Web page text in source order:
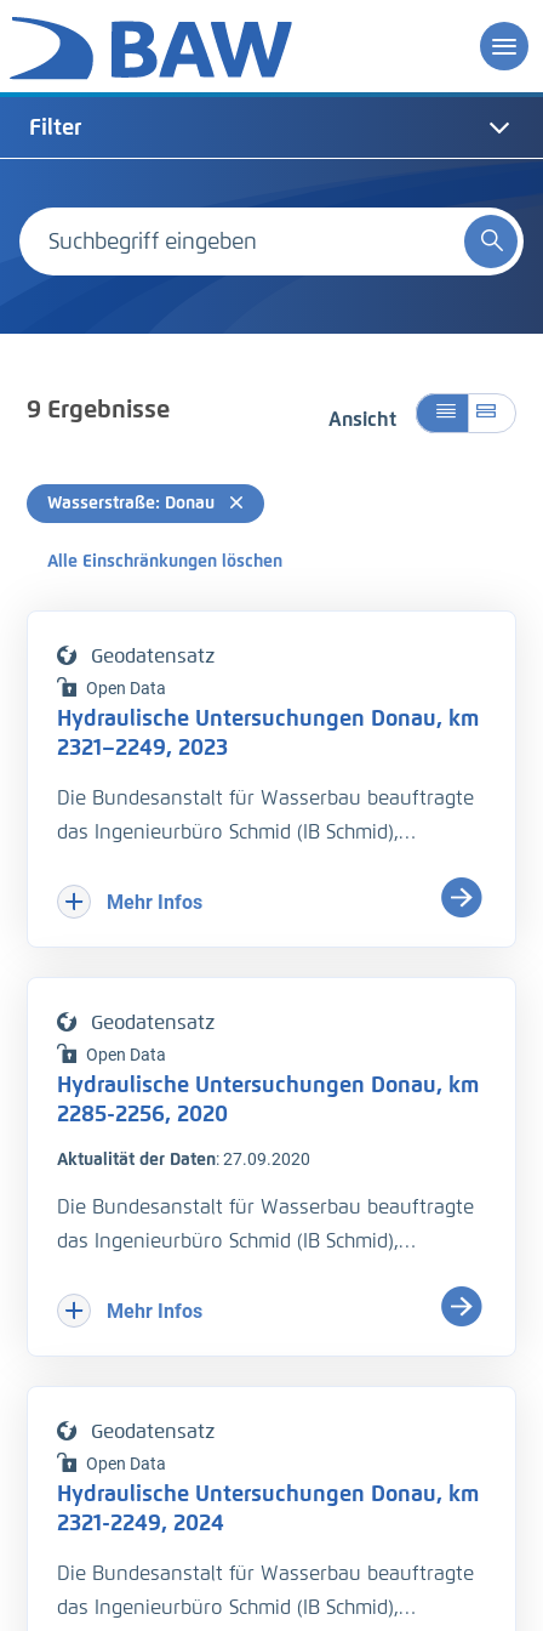
Filter
9 Ergebnisse Ansicht
Wasserstraße: Donau
Alle Einschränkungen löschen
Geodatensatz
Open Data
Hydraulische Untersuchungen Donau, km
2321–2249, 2023
Die Bundesanstalt für Wasserbau beauftragte
das Ingenieurbüro Schmid (IB Schmid),
bei Wasserständen nahe
Messzeitpunkt: 22.06.2023-23.06.2023:
- km 2321,3–2249: Wasserspiegelfixierung
Pegel Straubing (Südarm) bis Vilshofen (H_WSP)
- Isar-km 0 bis 8,6 WSP-Fixierung
- Durchflussmessung (Q)
- Fließgeschwindigkeit (v_Str)
QS ist erfolgt
Mehr Infos
Geodatensatz
Open Data
Hydraulische Untersuchungen Donau, km
2285-2256, 2020
Aktualität der Daten:27.09.2020
Die Bundesanstalt für Wasserbau beauftragte
das Ingenieurbüro Schmid (IB Schmid),
bei der Isarmündung vor und nach
durchgeführt werden. Dieser Bericht behandelt
die Messungen vor den
Fahrrinnenbaggerungen.
- Wasserspiegelfixierung (H_WSP)
- Querprofilmessung (H_Sohle)
Mehr Infos
Geodatensatz
Open Data
Hydraulische Untersuchungen Donau, km
2321-2249, 2024
Die Bundesanstalt für Wasserbau beauftragte
das Ingenieurbüro Schmid (IB Schmid),